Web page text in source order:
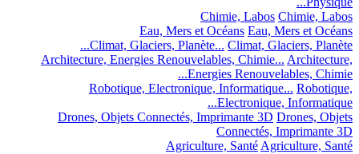
Chimie, Labos Chimie, Labos
Eau, Mers et Océans Eau, Mers et Océans
Climat, Glaciers, Planète... Climat, Glaciers, Planète...
Architecture, Energies Renouvelables, Chimie... Architecture,
Energies Renouvelables, Chimie...
Robotique, Electronique, Informatique... Robotique,
Electronique, Informatique...
Drones, Objets Connectés, Imprimante 3D Drones, Objets
Connectés, Imprimante 3D
Agriculture, SantéAgriculture, Santé